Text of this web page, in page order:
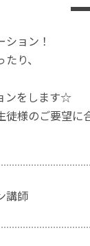
ョン！
り、
ンをします☆
様のご要望に
講師